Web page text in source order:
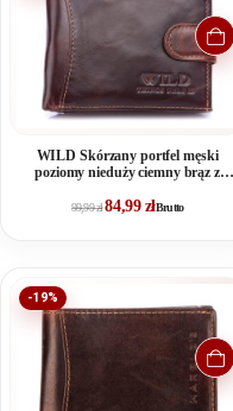
WILD Skórzany portfel męski
poziomy nieduży ciemny brąz z
99,99zł84,99 złBrutto
-19%